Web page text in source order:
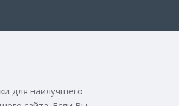
для наилучшего